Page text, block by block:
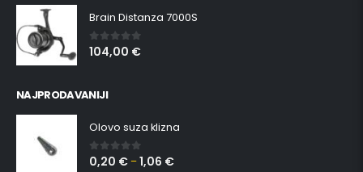
Brain Distanza 7000S
0out of 5
104,00 €
NAJPRODAVANIJI
Olovo suza klizna
0 out of 5
0,20 € –1,06 €